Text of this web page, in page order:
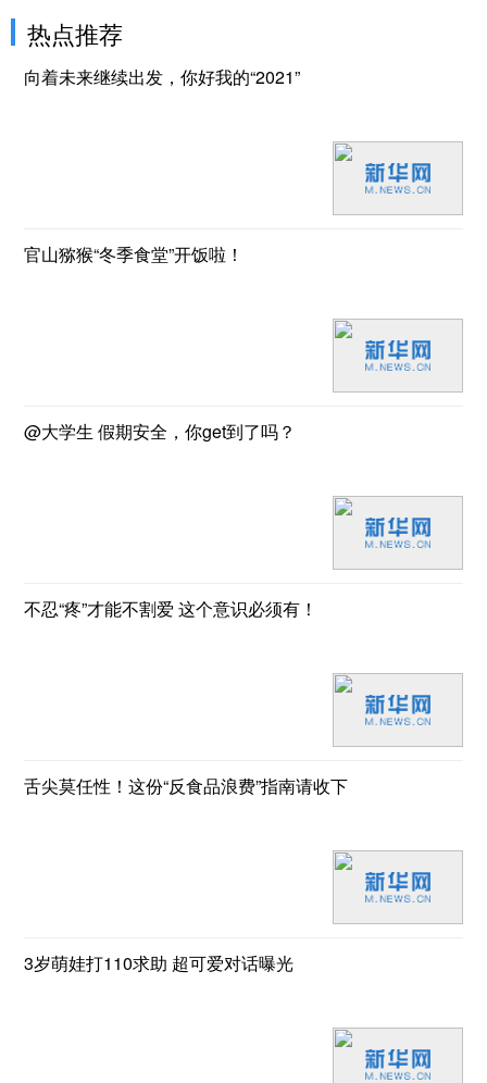
热点推荐
向着未来继续出发，你好我的“2021”
官山猕猴“冬季食堂”开饭啦！
@大学生 假期安全，你get到了吗？
不忍“疼”才能不割爱 这个意识必须有！
舌尖莫任性！这份“反食品浪费”指南请收下
3岁萌娃打110求助 超可爱对话曝光